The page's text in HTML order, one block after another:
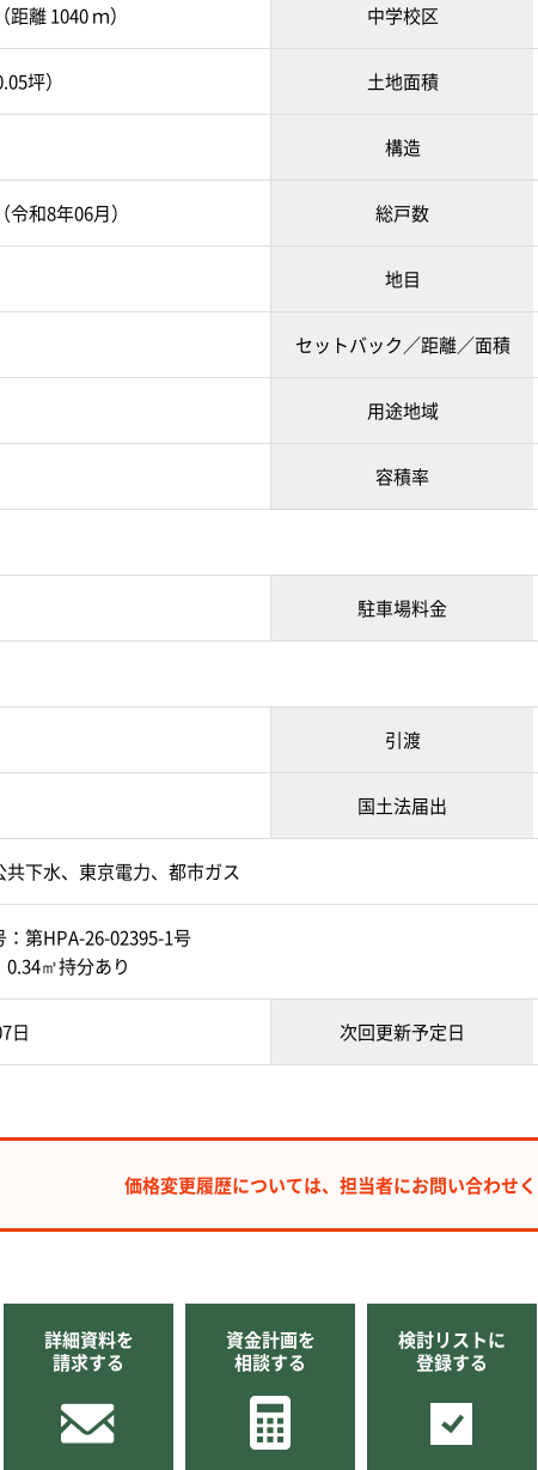
離 1040 ｍ） 中学校区
坪） 土地面積
構造
和8年06月） 総戸数
地目
セットバック／距離／面積
用途地域
容積率
駐車場料金
引渡
国土法届出
共下水、東京電力、都市ガス
第HPA-26-02395-1号
㎡持分あり
日 次回更新予定日
価格変更履歴については、 担当者にお問い合わせ
詳細資料を
請求する
資金計画を
相談する
検討リストに
登録する